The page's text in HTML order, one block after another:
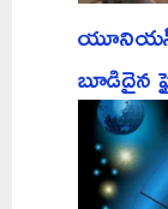
యూనియన్
బూడిదైన